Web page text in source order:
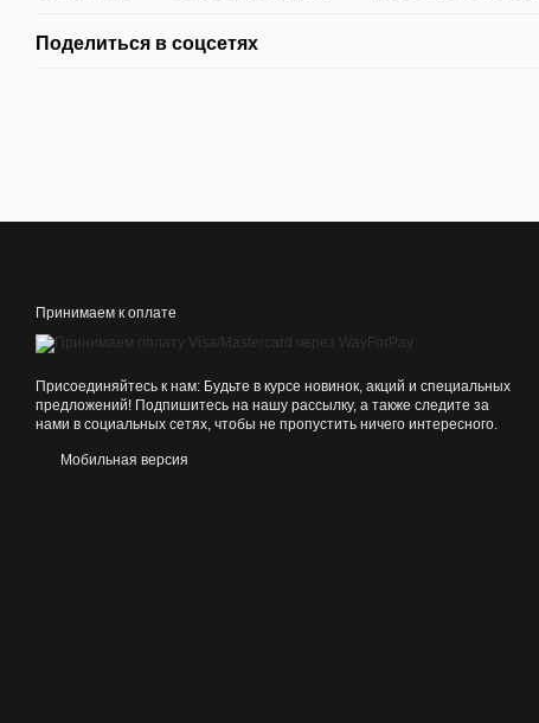
Поделиться в соцсетях
Принимаем к оплате
Присоединяйтесь к нам: Будьте в курсе новинок, акций и специальных
предложений! Подпишитесь на нашу рассылку, а также следите за
нами в социальных сетях, чтобы не пропустить ничего интересного.
Мобильная версия